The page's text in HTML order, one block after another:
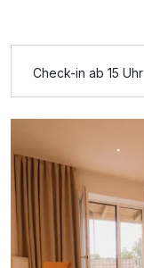
Ausstattung
Für 3 Tage
Check-in ab 15 Uhr